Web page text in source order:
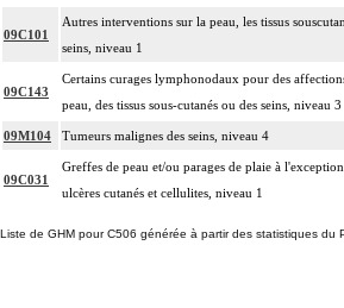
09C101
Autres interventions sur la peau, les tissus
seins, niveau 1
09C143
Certains curages lymphonodaux pour des
peau, des tissus sous-cutanés ou des seins, niveau 3
09M104 Tumeurs malignes des seins, niveau 4
09C031
Greffes de peau et/ou parages de plaie à
ulcères cutanés et cellulites, niveau 1
Liste de GHM pour C506 générée à partir des statistiques du